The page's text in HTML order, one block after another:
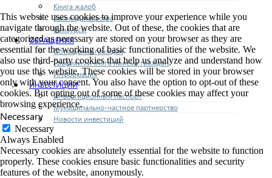
Книга жалоб
Законодательство
Конкурсы
ОБРАЩЕНИЯ
Обращения граждан
Графики личного приема граждан
Информация
ИНВЕСТИЦИИ
Инвестиционный паспорт
Муниципально-частное партнерство
Новости инвестиций
This website uses cookies to improve your experience while you
navigate through the website. Out of these, the cookies that are
categorized as necessary are stored on your browser as they are
essential for the working of basic functionalities of the website. We
also use third-party cookies that help us analyze and understand how
you use this website. These cookies will be stored in your browser
only with your consent. You also have the option to opt-out of these
cookies. But opting out of some of these cookies may affect your
browsing experience.
Necessary
Necessary
Always Enabled
Necessary cookies are absolutely essential for the website to function
properly. These cookies ensure basic functionalities and security
features of the website, anonymously.